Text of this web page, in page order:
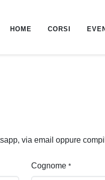
HOME CORSI
via email oppure
Cognome *